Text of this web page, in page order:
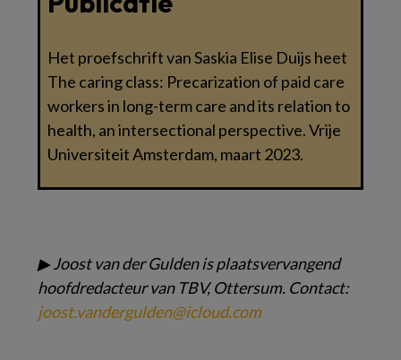
Het proefschrift van Saskia Elise Duijs heet
The caring class: Precarization of paid care
workers in long-term care and its relation to
health, an intersectional perspective. Vrije
Universiteit Amsterdam, maart 2023.
▶Joost van der Gulden is plaatsvervangend
hoofdredacteurvan TBV, Ottersum. Contact:
joost.vandergulden@icloud.com